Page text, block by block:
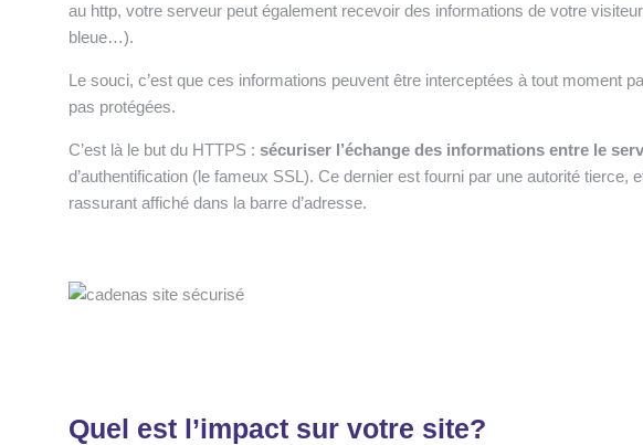
au http, votre serveur peut également recevoir des informations de votre
bleue…).
Le souci, c’est que ces informations peuvent être interceptées à tout moment
pas protégées.
C’est là le but du HTTPS : sécuriser l’échange des informations entre le
d’authentification (le fameux SSL). Ce dernier est fourni par une autorité tierce,
rassurant affiché dans la barre d’adresse.
Quel est l’impact sur votre site?